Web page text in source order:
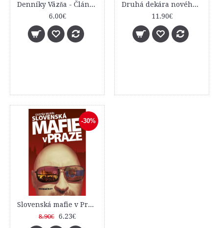
Denníky Väzňa - Články z môjho výkonu trestu
6.00€
Druhá dekára nového milénia
11.90€
-30%
Slovenská mafie v Praze
8.90€ 6.23€